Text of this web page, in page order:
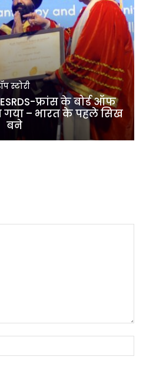
स्टोरी
फ्रांस के बोर्ड ऑफ
गया – भारत के पहले सिख
बने